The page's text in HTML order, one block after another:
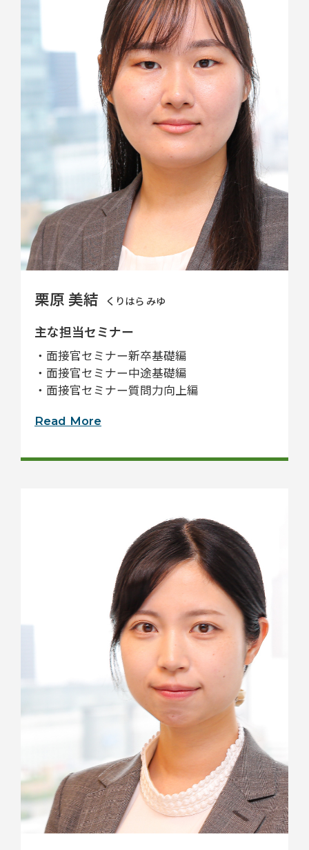
栗原 美結 くりはら みゆ
主な担当セミナー
・面接官セミナー新卒基礎編
・面接官セミナー中途基礎編
・面接官セミナー質問力向上編
Read More